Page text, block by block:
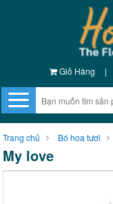
Giỏ Hàng |
Trang chủ Bó hoa tươi
My love